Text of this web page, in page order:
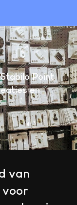
Point
en
van
voor